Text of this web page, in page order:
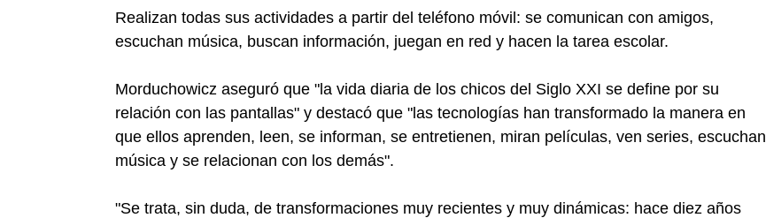
Realizan todas sus actividades a partir del teléfono móvil: se comunican con amigos,
escuchan música, buscan información, juegan en red y hacen la tarea escolar.
Morduchowicz aseguró que "la vida diaria de los chicos del Siglo XXI se define por su
relación con las pantallas" y destacó que "las tecnologías han transformado la manera en
que ellos aprenden, leen, se informan, se entretienen, miran películas, ven series, escuchan
música y se relacionan con los demás".
"Se trata, sin duda, de transformaciones muy recientes y muy dinámicas: hace diez años